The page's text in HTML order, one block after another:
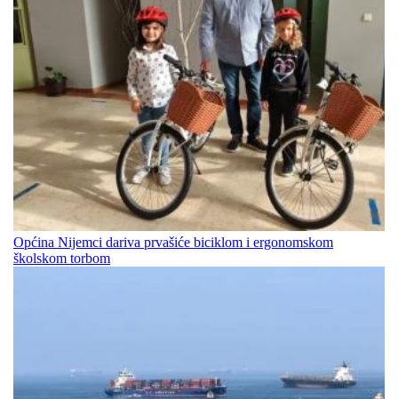
Općina Nijemci dariva prvašiće biciklom i ergonomskom
školskom torbom